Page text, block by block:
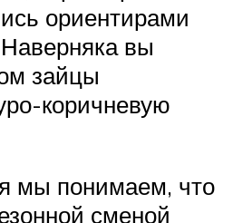
ориентирами
вы
зайцы
коричневую
мы понимаем, что
сменой